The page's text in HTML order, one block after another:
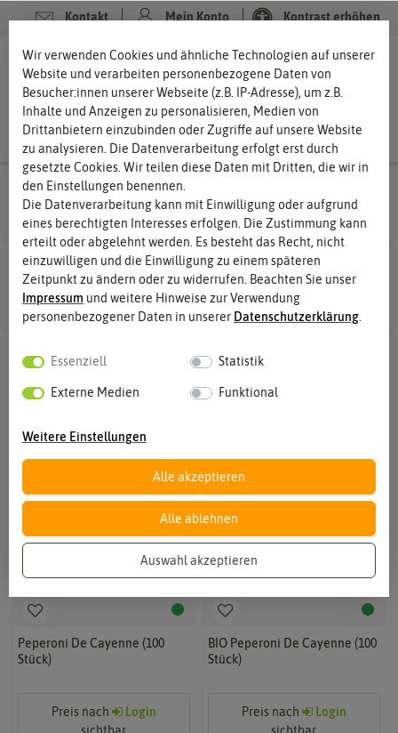
Kontakt Mein Konto Kontrast erhöhen
0 0
SaatgutGemüsesamen Peperonisamen
2 ErgebnisseGefunden in Peperonisamen
Peperoni De Cayenne (100
Stück)
Preis nach
Login
BIO Peperoni De Cayenne (100
Stück)
Preis nach
Login
Filter
Wir verwenden Cookies und ähnliche Technologien auf unserer
Website und verarbeiten personenbezogene Daten von
Besucher:innen unserer Webseite (z.B. IP-Adresse), um z.B.
Inhalte und Anzeigen zu personalisieren, Medien von
Drittanbietern einzubinden oder Zugriffe auf unsere Website
zu analysieren. Die Datenverarbeitung erfolgt erst durch
gesetzte Cookies. Wir teilen diese Daten mit Dritten, die wir in
den Einstellungen benennen.
Die Datenverarbeitung kann mit Einwilligung oder aufgrund
eines berechtigten Interesses erfolgen. Die Zustimmung kann
erteilt oder abgelehnt werden. Es besteht das Recht, nicht
einzuwilligen und die Einwilligung zu einem späteren
Zeitpunkt zu ändern oder zu widerrufen. Beachten Sie unser
Impressum und weitere Hinweise zur Verwendung
personenbezogener Daten in unserer Daten­schutz­erklärung
Essenziell Statistik
Externe Medien Funktional
Weitere Einstellungen
Alle akzeptieren
Alle ablehnen
Auswahl akzeptieren